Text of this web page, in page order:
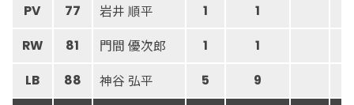
PV 77 岩井 順平 1 1
RW 81 門間 優次郎 1 1
LB 88 神谷 弘平 5 9